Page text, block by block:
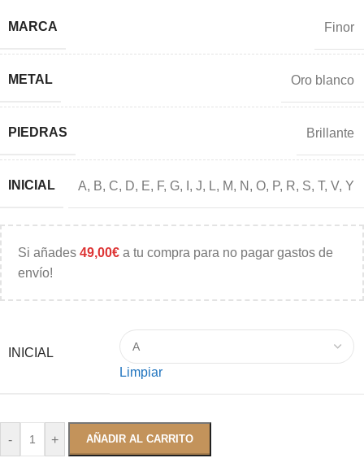
MARCA Finor
METAL Oro blanco
PIEDRAS Brillante
INICIAL A, B, C, D, E, F, G, , J, L, M, N , O, P, R, S, T, V, Y
Si añades 49,00€ a tu compra para no pagar gastos de
envío!
INICIAL
Limpiar
- + AÑADIR AL CARRITO